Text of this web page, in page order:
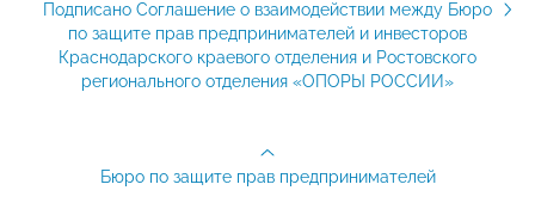
Подписано Соглашение о взаимодействии между Бюро
по защите прав предпринимателей и инвесторов
Краснодарского краевого отделения и Ростовского
регионального отделения «ОПОРЫ РОССИИ»
Бюро по защите прав предпринимателей